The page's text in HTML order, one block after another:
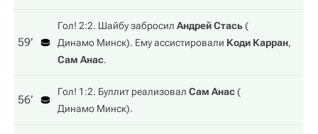
59‎’‎
Гол! 2:2. Шайбу забросил Андрей Стась(
Динамо Минск). Ему ассистировали Коди Карран,
Сам Анас.
56‎’‎
Гол! 1:2. Буллит реализовал Сам Анас(
Динамо Минск).